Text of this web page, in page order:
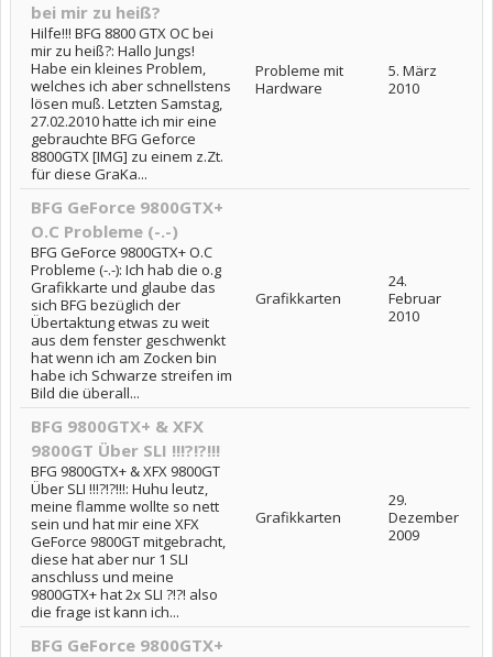
bei mir zu heiß?
Hilfe!!! BFG 8800 GTX OC bei
mir zu heiß?: Hallo Jungs!
Habe ein kleines Problem,
welches ich aber schnellstens
lösen muß. Letzten Samstag,
27.02.2010 hatte ich mir eine
gebrauchte BFG Geforce
8800GTX [IMG] zu einem z.Zt.
für diese GraKa...
Probleme mit
Hardware
5. März
2010
BFG GeForce 9800GTX+
O.C Probleme (-.-)
BFG GeForce 9800GTX+ O.C
Probleme (-.-): Ich hab die o.g
Grafikkarte und glaube das
sich BFG bezüglich der
Übertaktung etwas zu weit
aus dem fenster geschwenkt
hat wenn ich am Zocken bin
habe ich Schwarze streifen im
Bild die überall...
Grafikkarten
24.
Februar
2010
BFG 9800GTX+ & XFX
9800GT Über SLI !!!?!?!!!
BFG 9800GTX+ & XFX 9800GT
Über SLI !!!?!?!!!: Huhu leutz,
meine flamme wollte so nett
sein und hat mir eine XFX
GeForce 9800GT mitgebracht,
diese hat aber nur 1 SLI
anschluss und meine
9800GTX+ hat 2x SLI ?!?! also
die frage ist kann ich...
Grafikkarten
29.
Dezember
2009
BFG GeForce 9800GTX+